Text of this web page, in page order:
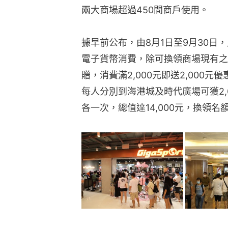
兩大商場超過450間商戶使用。
據早前公布，由8月1日至9月30日
電子貨幣消費，除可換領商場現有
贈，消費滿2,000元即送2,000元
每人分別到海港城及時代廣場可獲
各一次，總值達14,000元，換領名